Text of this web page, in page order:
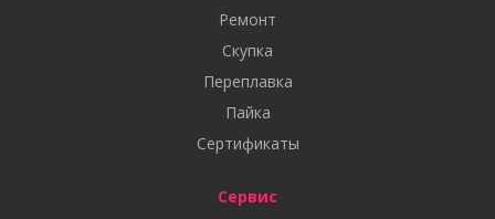
Ремонт
Скупка
Переплавка
Пайка
Сертификаты
Сервис